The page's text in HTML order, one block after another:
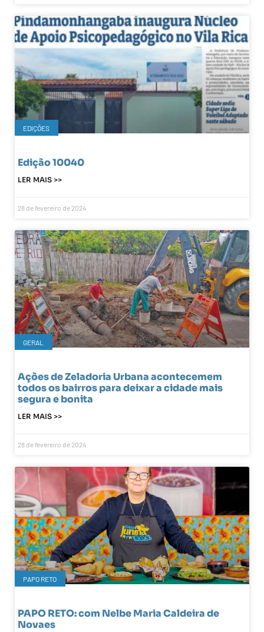
EDIÇÕES
Edição 10040
LER MAIS >>
28 de fevereiro de 2024
GERAL
Ações de Zeladoria Urbana acontecemem
todos os bairros para deixar a cidade mais
segura e bonita
LER MAIS >>
28 de fevereiro de 2024
PAPO RETO
PAPO RETO: com Nelbe Maria Caldeira de
Novaes